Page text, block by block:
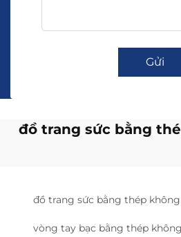
Gửi
đồ trang sức bằng
đồ trang sức bằng thép
vòng tay bạc bằng thép